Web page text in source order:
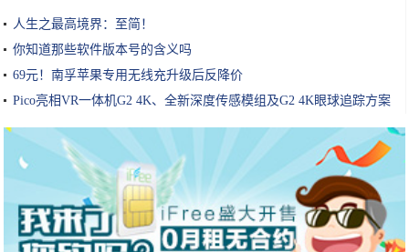
人生之最高境界：至简！
你知道那些软件版本号的含义吗
69元！南孚苹果专用无线充升级后反降价
Pico亮相VR一体机G2 4K、全新深度传感模组及G2 4K眼球追踪方案